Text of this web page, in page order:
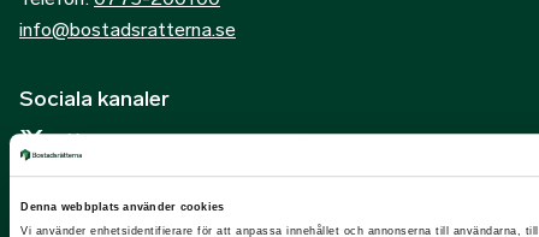
Denna webbplats använder cookies
Vi använder enhetsidentifierare för att anpassa innehållet och annonserna till användarna,
info@bostadsratterna.se
Sociala kanaler
X
Facebook
LinkedIn